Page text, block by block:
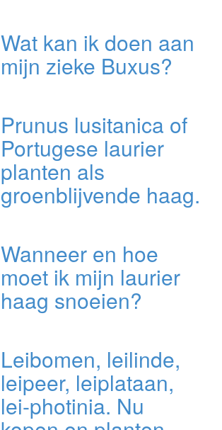
Wat kan ik doen aan
mijn zieke Buxus?
Prunus lusitanica of
Portugese laurier
planten als
groenblijvende haag.
Wanneer en hoe
moet ik mijn laurier
haag snoeien?
Leibomen, leilinde,
leipeer, leiplataan,
lei-photinia. Nu